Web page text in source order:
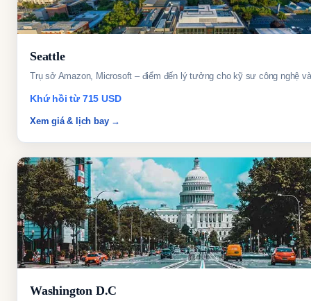
Seattle
Trụ sở Amazon, Microsoft – điểm đến lý tưởng cho kỹ sư công nghệ
Khứ hồi từ 715 USD
Xem giá & lịch bay →
Washington D.C